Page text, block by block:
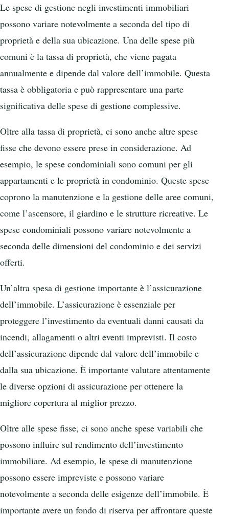
Le spese di gestione negli investimenti immobiliari
possono variare notevolmente a seconda del tipo di
proprietà e della sua ubicazione. Una delle spese più
comuni è la tassa di proprietà, che viene pagata
annualmente e dipende dal valore dell’immobile. Questa
tassa è obbligatoria e può rappresentare una parte
significativa delle spese di gestione complessive.
Oltre alla tassa di proprietà, ci sono anche altre spese
fisse che devono essere prese in considerazione. Ad
esempio, le spese condominiali sono comuni per gli
appartamenti e le proprietà in condominio. Queste spese
coprono la manutenzione e la gestione delle aree comuni,
come l’ascensore, il giardino e le strutture ricreative. Le
spese condominiali possono variare notevolmente a
seconda delle dimensioni del condominio e dei servizi
offerti.
Un’altra spesa di gestione importante è l’assicurazione
dell’immobile. L’assicurazione è essenziale per
proteggere l’investimento da eventuali danni causati da
incendi, allagamenti o altri eventi imprevisti. Il costo
dell’assicurazione dipende dal valore dell’immobile e
dalla sua ubicazione. È importante valutare attentamente
le diverse opzioni di assicurazione per ottenere la
migliore copertura al miglior prezzo.
Oltre alle spese fisse, ci sono anche spese variabili che
possono influire sul rendimento dell’investimento
immobiliare. Ad esempio, le spese di manutenzione
possono essere impreviste e possono variare
notevolmente a seconda delle esigenze dell’immobile. È
importante avere un fondo di riserva per affrontare queste